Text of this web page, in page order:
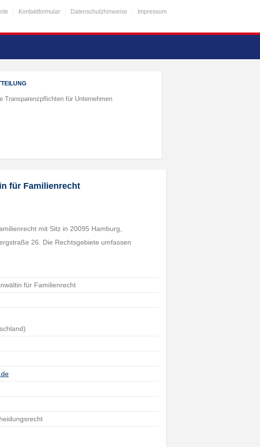
Kontaktformular Datenschutzhinweise Impressum
Transparenzpflichten für Unternehmen
für Familienrecht
mit Sitz in 20095 Hamburg,
26. Die Rechtsgebiete umfassen
für Familienrecht